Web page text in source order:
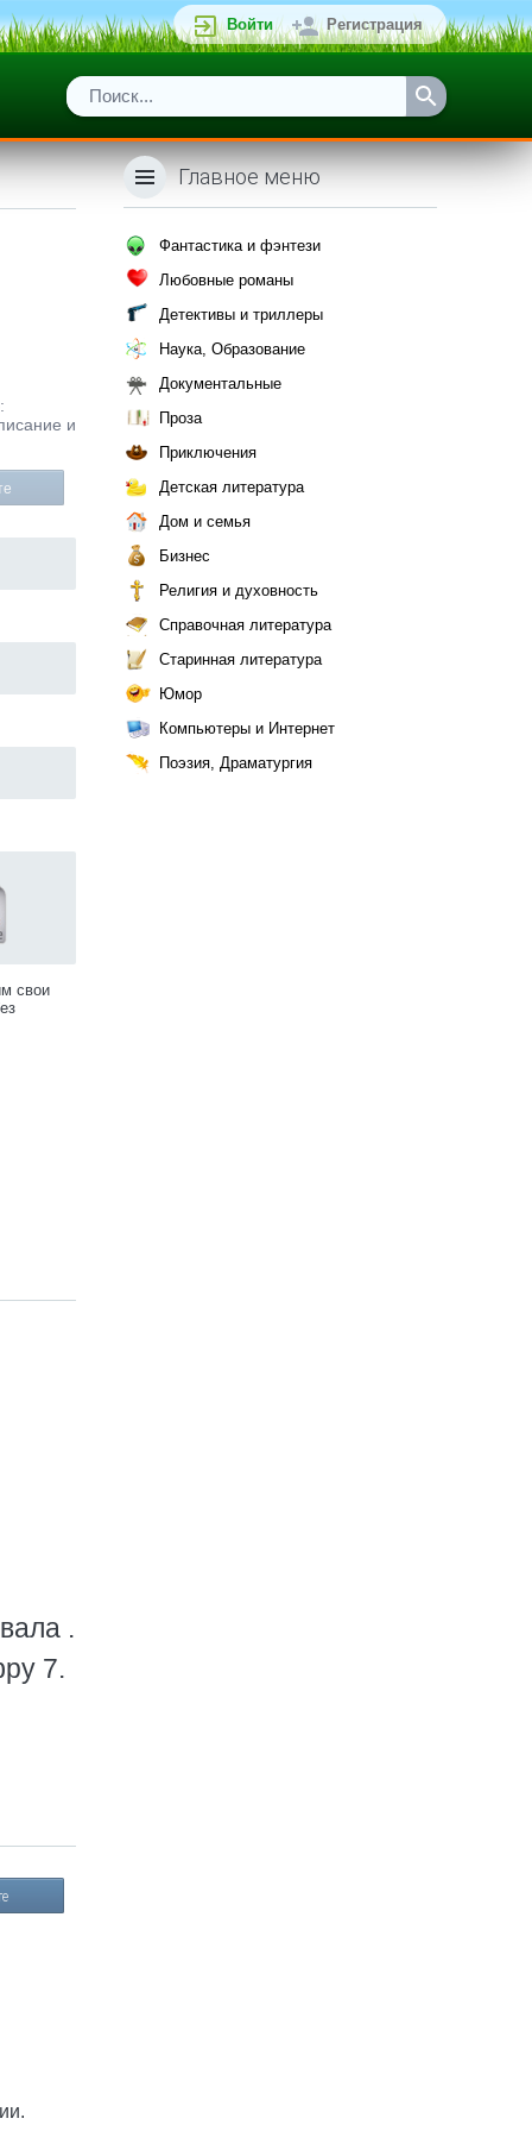
Войти Регистрация
и
свои
.
7.
Главное меню
Фантастика и фэнтези
Любовные романы
Детективы и триллеры
Наука, Образование
Документальные
Проза
Приключения
Детская литература
Дом и семья
Бизнес
Религия и духовность
Справочная литература
Старинная литература
Юмор
Компьютеры и Интернет
Поэзия, Драматургия